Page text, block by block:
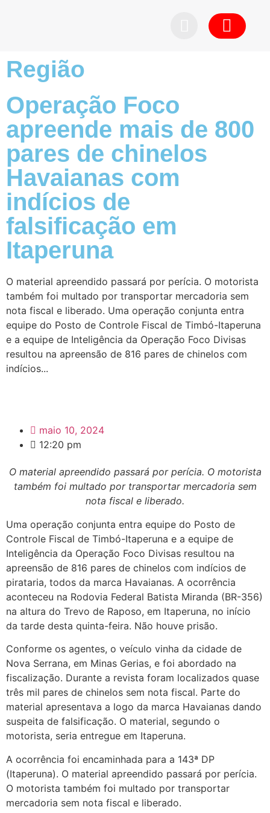
Região
Operação Foco
apreende mais de 800
pares de chinelos
Havaianas com
indícios de
falsificação em
Itaperuna
O material apreendido passará por perícia. O motorista
também foi multado por transportar mercadoria sem
nota fiscal e liberado. Uma operação conjunta entra
equipe do Posto de Controle Fiscal de Timbó-Itaperuna
e a equipe de Inteligência da Operação Foco Divisas
resultou na apreensão de 816 pares de chinelos com
indícios...
maio 10, 2024
12:20 pm
O material apreendido passará por perícia. O motorista
também foi multado por transportar mercadoria sem
nota fiscal e liberado.
Uma operação conjunta entra equipe do Posto de
Controle Fiscal de Timbó-Itaperuna e a equipe de
Inteligência da Operação Foco Divisas resultou na
apreensão de 816 pares de chinelos com indícios de
pirataria, todos da marca Havaianas. A ocorrência
aconteceu na Rodovia Federal Batista Miranda (BR-356)
na altura do Trevo de Raposo, em Itaperuna, no início
da tarde desta quinta-feira. Não houve prisão.
Conforme os agentes, o veículo vinha da cidade de
Nova Serrana, em Minas Gerias, e foi abordado na
fiscalização. Durante a revista foram localizados quase
três mil pares de chinelos sem nota fiscal. Parte do
material apresentava a logo da marca Havaianas dando
suspeita de falsificação. O material, segundo o
motorista, seria entregue em Itaperuna.
A ocorrência foi encaminhada para a 143ª DP
(Itaperuna). O material apreendido passará por perícia.
O motorista também foi multado por transportar
mercadoria sem nota fiscal e liberado.